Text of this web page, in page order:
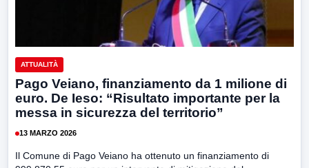
ATTUALITÀ
Pago Veiano, finanziamento da 1 milione di
euro. De Ieso: “Risultato importante per la
messa in sicurezza del territorio”
13 MARZO 2026
Il Comune di Pago Veiano ha ottenuto un finanziamento di